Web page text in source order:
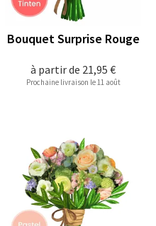
à partir de 21,95 €
Bouquet Surprise Rouge
Prochaine livraison le 11 août